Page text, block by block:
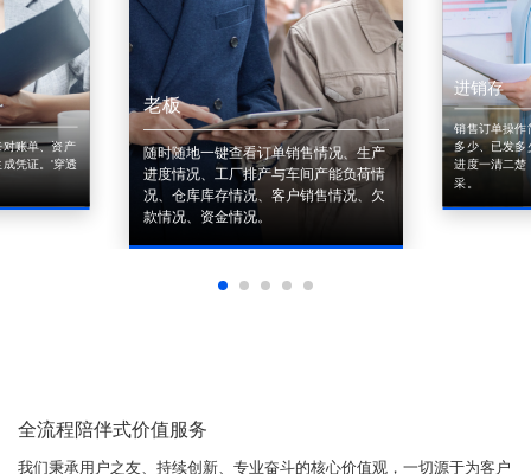
账单、资产
凭证。'穿透
老板
随时随地一键查看订单销售情况、生产
进度情况、工厂排产与车间产能负荷情
况、仓库库存情况、客户销售情况、欠
款情况、资金情况。
进销存
销售订单操作
多少、已发多
进度一清二楚
采。
全流程陪伴式价值服务
我们秉承用户之友、持续创新、专业奋斗的核心价值观，一切源于为客户